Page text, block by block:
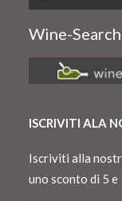
Wine-
ISCRIVITI ALA
Iscriviti alla
uno sconto di 5